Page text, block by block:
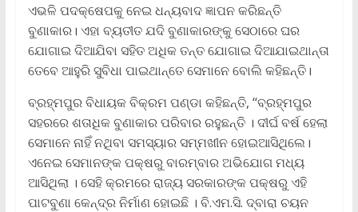
ଏଭଳି ପଦକ୍ଷେପକୁ ନେଇ ଧନ୍ୟବାଦ ଜ୍ଞାପନ କରିଛନ୍ତି
ବୁଣାକାର। ଏହା ବ୍ୟତୀତ ଯଦି ବୁଣାକାରଙ୍କୁ ସେଠାରେ ଘର
ଯୋଗାଇ ଦିଆଯିବା ସହିତ ଅଧିକ ତନ୍ତ ଯୋଗାଇ ଦିଆଯାଇଥାନ୍ତା
ତେବେ ଆହୁରି ସୁବିଧା ପାଇଥାନ୍ତେ ସେମାନେ ବୋଲି କହିଛନ୍ତି।
ବ୍ରହ୍ମପୁର ବିଧାୟକ ବିକ୍ରମ ପଣ୍ଡା କହିଛନ୍ତି, ‘‘ବ୍ରହ୍ମପୁର
ସହରରେ ଶତାଧିକ ବୁଣାକାର ପରିବାର ରହୁଛନ୍ତି । ଦୀର୍ଘ ବର୍ଷ ହେଲା
ସେମାନେ ନାହିଁ ନଥିବା ସମସ୍ୟାର ସମ୍ମଖୀନ ହୋଇଆସିଥିଲେ।
ଏନେଇ ସେମାନଙ୍କ ପକ୍ଷରୁ ବାରମ୍ବାର ଅଭିଯୋଗ ମଧ୍ୟ
ଆସିଥିଲା । ସେହି କ୍ରମରେ ରାଜ୍ୟ ସରକାରଙ୍କ ପକ୍ଷରୁ ଏହି
ପାଟବୁଣା କେନ୍ଦ୍ର ନିର୍ମାଣ ହୋଇଛି । ବି.ଏମ.ସି. ଦ୍ବାରା ଚୟନ